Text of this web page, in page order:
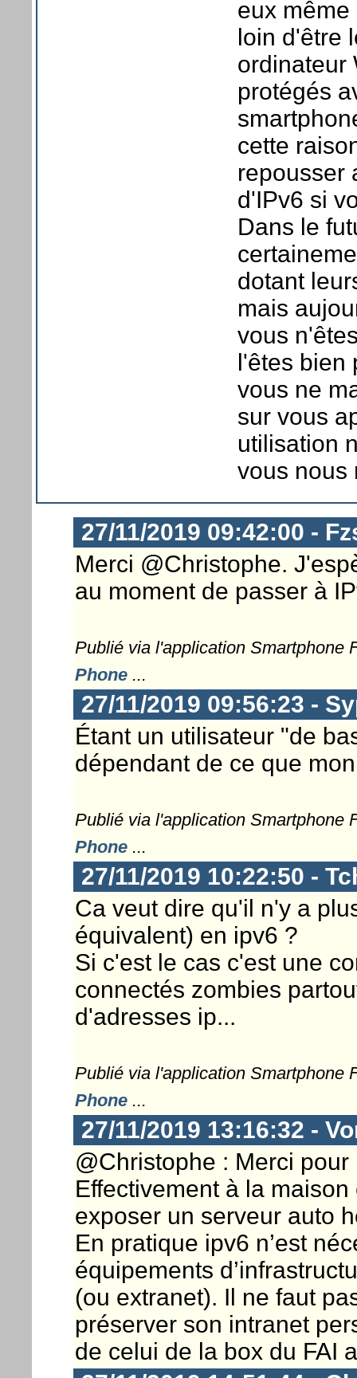
eux
loin d'être
ordinateur
protégés
cette
repousser
d'IPv6 si
Dans le
dotant
mais
vous
l'êtes bien
vous ne
sur vous
utilisation
vous nous
27/11/2019 09:42:00 -
Merci @Christophe.
au moment de passer à
Publié via l'application Smartphone
Phone...
27/11/2019 09:56:23 -
Étant un utilisateur "de
dépendant de ce que
Publié via l'application Smartphone
Phone...
27/11/2019 10:22:50 -
Ca veut dire qu'il n'y a
équivalent) en ipv6 ?
Si c'est le cas c'est une
connectés zombies
d'adresses ip...
Publié via l'application Smartphone
Phone...
27/11/2019 13:16:32 -
@Christophe : Merci
Effectivement à la
exposer un serveur auto
En pratique ipv6 n’est
équipements
(ou extranet). Il ne faut
préserver son intranet
de celui de la box du FAI